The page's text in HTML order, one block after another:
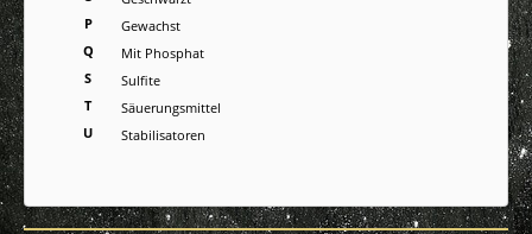
P
Gewachst
Q
Mit Phosphat
S
Sulfite
T
Säuerungsmittel
U
Stabilisatoren